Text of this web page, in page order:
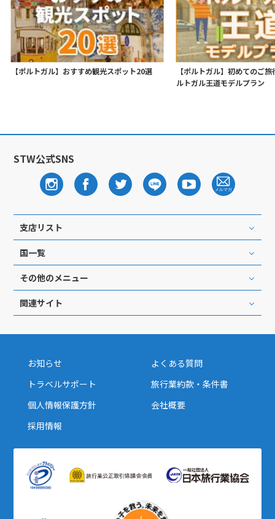
【ポルトガル】おすすめ観光スポット20選
【ポルトガル】初めてのご
ルトガル王道モデルプラン
STW公式SNS
支店リスト
国一覧
その他のメニュー
関連サイト
お知らせ
よくある質問
トラベルサポート
旅行業約款・条件書
個人情報保護方針
会社概要
採用情報